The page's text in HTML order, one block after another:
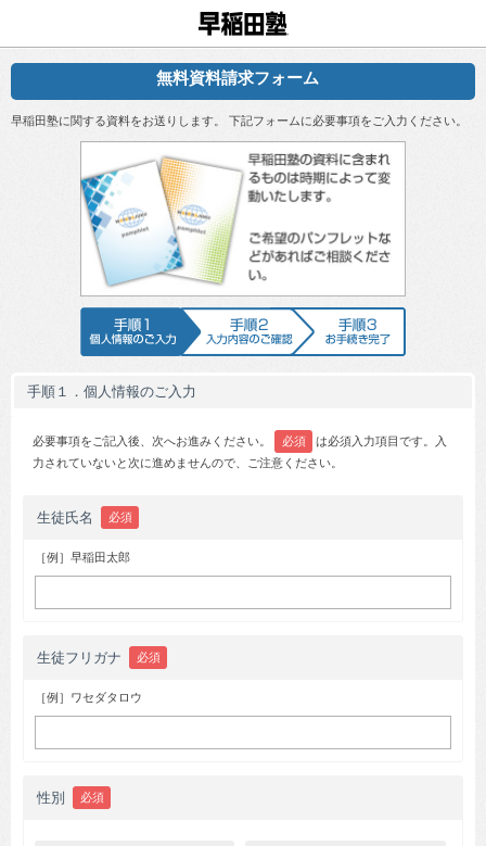
無料資料請求フォーム
早稲田塾に関する資料をお送りします。 下記フォームに必要事項をご入力ください。
手順1 個人情報のご入力手順2 入力内容のご確認
手順１．個人情報のご入力
必要事項をご記入後、次へお進みください。 必須
は必須入力項目です。入
力されていないと次に進めませんので、ご注意ください。
生徒氏名 必須
［例］早稲田太郎
生徒フリガナ 必須
［例］ワセダタロウ
性別 必須